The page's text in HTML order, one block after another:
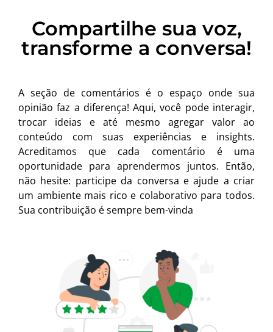
Compartilhe sua voz,
transforme a conversa!
A seção de comentários é o espaço onde sua
opinião faz a diferença! Aqui, você pode interagir,
trocar ideias e até mesmo agregar valor ao
conteúdo com suas experiências e insights.
Acreditamos que cada comentário é uma
oportunidade para aprendermos juntos. Então,
não hesite: participe da conversa e ajude a criar
um ambiente mais rico e colaborativo para todos.
Sua contribuição é sempre bem-vinda